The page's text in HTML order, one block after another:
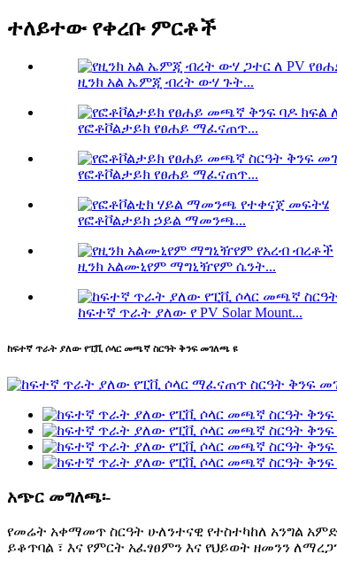
ተለይተው የቀረቡ ምርቶች
ዚንክ አል ኤምጂ ብረት ውሃ ጉት...
የፎቶቮልታይክ የፀሐይ ማፈናጠጥ...
የፎቶቮልታይክ የፀሐይ ማፈናጠጥ...
የፎቶቮልታይክ ኃይል ማመንጫ...
ዚንክ አልሙኒየም ማግኒዥየም ሴንት...
ከፍተኛ ጥራት ያለው የ PV Solar Mount...
ከፍተኛ ጥራት ያለው የፒቪ ሶላር መጫኛ ስርዓት ቅንፍ መገለጫ ዩ
አጭር መግለጫ፡-
የመሬት አቀማመጥ ስርዓት ሁለንተናዊ የተስተካከለ አንግል
ይቆጥባል ፣ እና የምርት አፈፃፀምን እና የህይወት ዘመንን